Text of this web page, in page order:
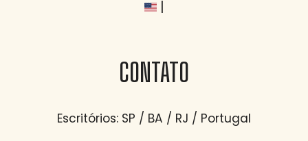
CONTATO
Escritórios: SP / BA / RJ / Portugal